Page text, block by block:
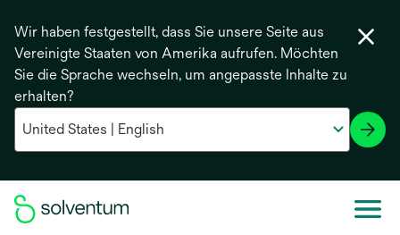
Wir haben festgestellt, dass Sie unsere Seite aus
Vereinigte Staaten von Amerika aufrufen. Möchten
Sie die Sprache wechseln, um angepasste Inhalte zu
erhalten?